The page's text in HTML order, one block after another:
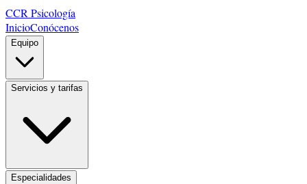
CCR Psicología
InicioConócenos
Equipo
Servicios y tarifas
Especialidades